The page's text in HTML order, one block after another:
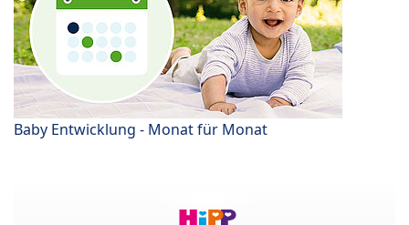
Baby Entwicklung - Monat für Monat